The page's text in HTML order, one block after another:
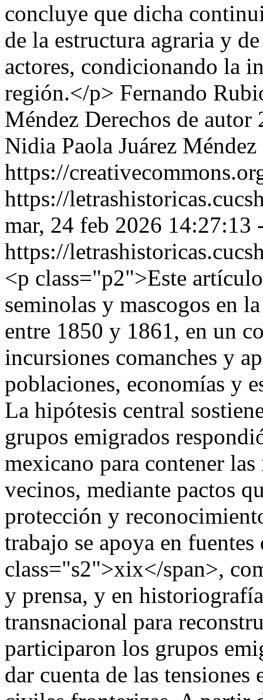
concluye que dicha
de la estructura agraria y
actores, condicionando la
región.</p> Fernando
Méndez Derechos de
Nidia Paola Juárez Méndez
https://
https://
mar, 24 feb 2026 14:27:13
https://
<p class="p2">Este
seminolas y mascogos en
entre 1850 y 1861, en un
incursiones comanches y
poblaciones, economías y
La hipótesis central
grupos emigrados
mexicano para contener
vecinos, mediante pactos
protección y
trabajo se apoya en
class="s2">xix</span>,
y prensa, y en
transnacional para
participaron los grupos
dar cuenta de las